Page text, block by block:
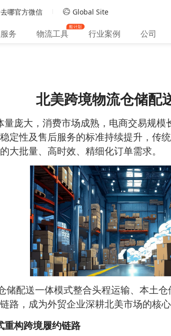
哪官方微信 Global Site
务
船计划
物流工具 行业案例 公司
北美跨境物流仓储配
量庞大，消费市场成熟，电商交易规
定性及售后服务的标准持续提升，传
大批量、高时效、精细化订单需求。
储配送一体模式整合头程运输、本土仓
路，成为外贸企业深耕北美市场的核心
重构跨境履约链路